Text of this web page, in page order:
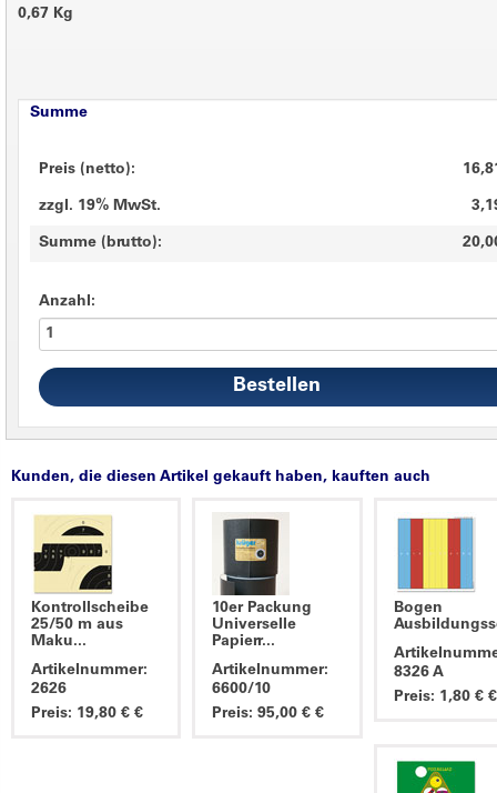
0,67 Kg
Summe
Preis (netto):
zzgl. 19% MwSt.
Summe (brutto):
Anzahl:
Kunden, die diesen Artikel gekauft haben, kauften auch
Kontrollscheibe
25/50 m aus
Maku...
Artikelnummer:
2626
Preis: 19,80 € €
10er Packung
Universelle
Papierr...
Artikelnummer:
6600/10
Preis: 95,00 € €
Bogen
8326 A
Preis: 1,80 € €